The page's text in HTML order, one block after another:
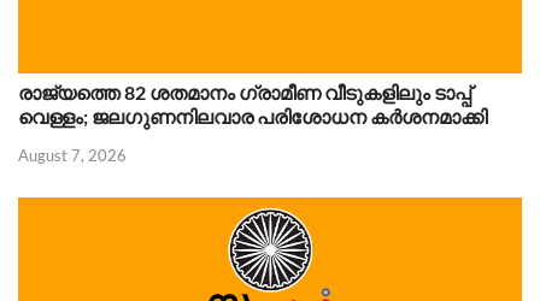
രാജ്യത്തെ 82 ശതമാനം ഗ്രാമീണ വീടുകളിലും ടാപ്പ്
വെള്ളം; ജലഗുണനിലവാര പരിശോധന കർശനമാക്കി
August 7, 2026